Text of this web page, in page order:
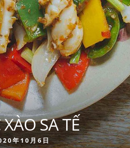
SA TẾ
年10月6日